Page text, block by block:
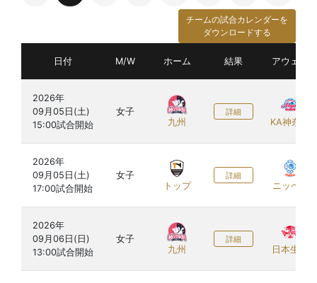
チームの試合カレンダーを
ダウンロードする
日付 M/W ホーム 結果 アウェイ
2026年
09月05日(土)
女子
九州
詳細
KA神奈川
2026年
09月05日(土)
女子
トップ
詳細
ニッペM
2026年
09月06日(日)
女子
九州
詳細
日本生命